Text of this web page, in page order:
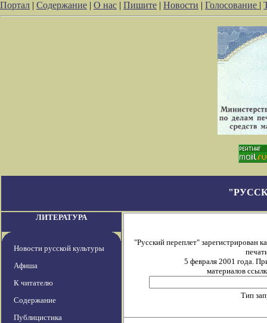
Портал | Содержание | О нас | Пишите | Новости | Голосование |
ЛИТЕРАТУРА
Новости русской культуры
Афиша
К читателю
Содержание
Публицистика
"Русский переплет" зарегистрирован
5 февраля 2001 года.
материалов
Тип